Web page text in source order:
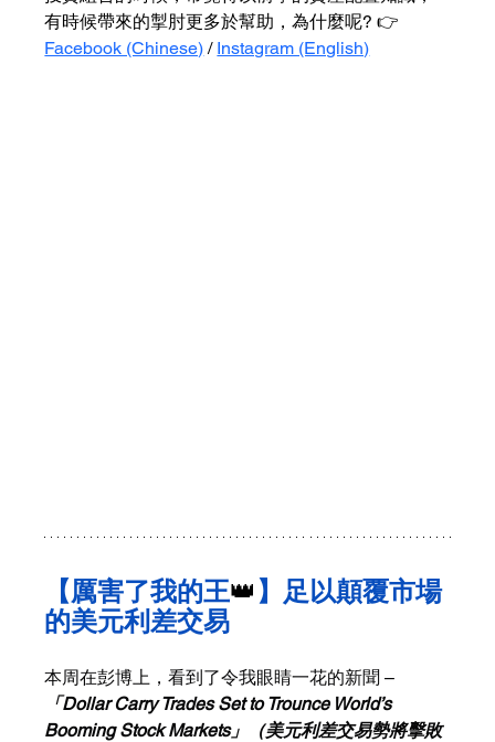
有時候帶來的掣肘更多於幫助，為什麼呢? 👉
Facebook (Chinese) / Instagram (English)
【厲害了我的王👑 】足以顛覆市場
的美元利差交易
本周在彭博上，看到了令我眼睛一花的新聞 –
「Dollar Carry Trades Set to Trounce World’s
Booming Stock Markets」（美元利差交易勢將擊敗